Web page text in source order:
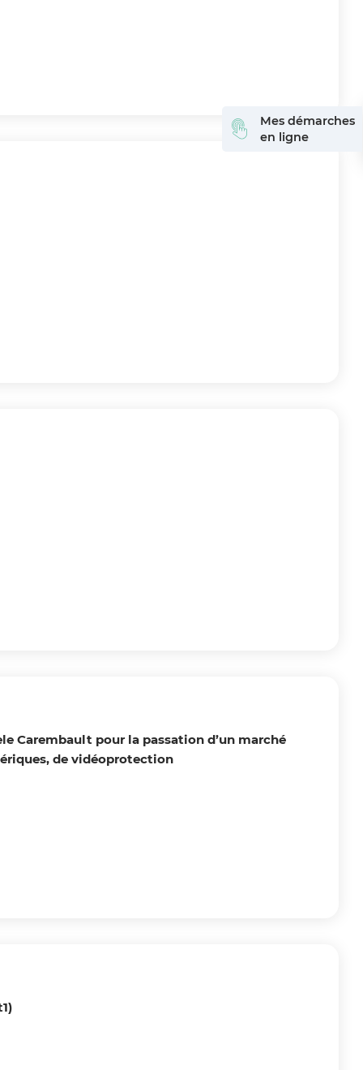
Carembault pour la passation d’un marché
de vidéoprotection
Mes démarches
en ligne